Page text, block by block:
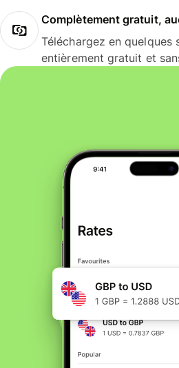
Complètement gratuit,
Téléchargez en quelques
entièrement gratuit et